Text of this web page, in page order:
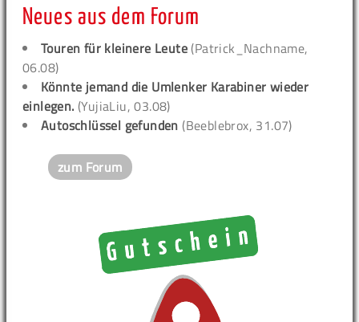
Neues aus dem Forum
Touren für kleinere Leute (Patrick_Nachname,
06.08)
Könnte jemand die Umlenker Karabiner wieder
einlegen. (YujiaLiu, 03.08)
Autoschlüssel gefunden (Beeblebrox, 31.07)
zum Forum